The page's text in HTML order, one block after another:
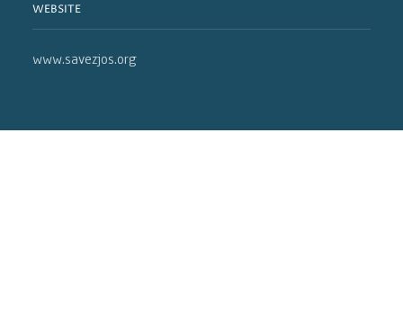
WEBSITE
www.savezjos.org